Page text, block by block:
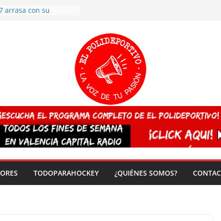
arrasa con su
España sub20
del mundo
vez!
TODOPARAHOCKEY ¿QUIÉNES SOMOS?